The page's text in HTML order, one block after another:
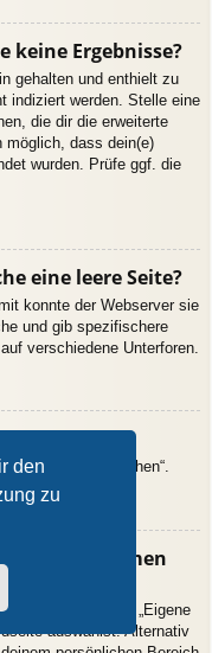
den
zu
keine Ergebnisse?
gehalten und enthielt zu
indiziert werden. Stelle eine
die dir die erweiterte
möglich, dass dein(e)
wurden. Prüfe ggf. die
eine leere Seite?
konnte der Webserver sie
und gib spezifischere
verschiedene Unterforen.
einem Mitglied suchen“.
und Themen
lassen, indem du „Eigene
auswählst. Alternativ